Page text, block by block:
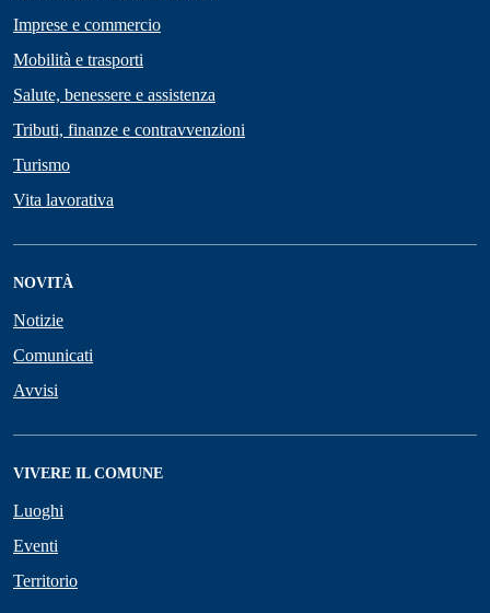
Imprese e commercio
Mobilità e trasporti
Salute, benessere e assistenza
Tributi, finanze e contravvenzioni
Turismo
Vita lavorativa
NOVITÀ
Notizie
Comunicati
Avvisi
VIVERE IL COMUNE
Luoghi
Eventi
Territorio